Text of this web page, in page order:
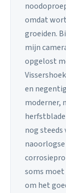
omdat
groeiden.
mijn
opgelost
en
moderner,
nog steeds
soms moet
om het